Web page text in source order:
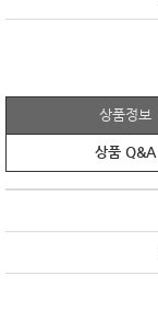
상품정보
상품 Q&A